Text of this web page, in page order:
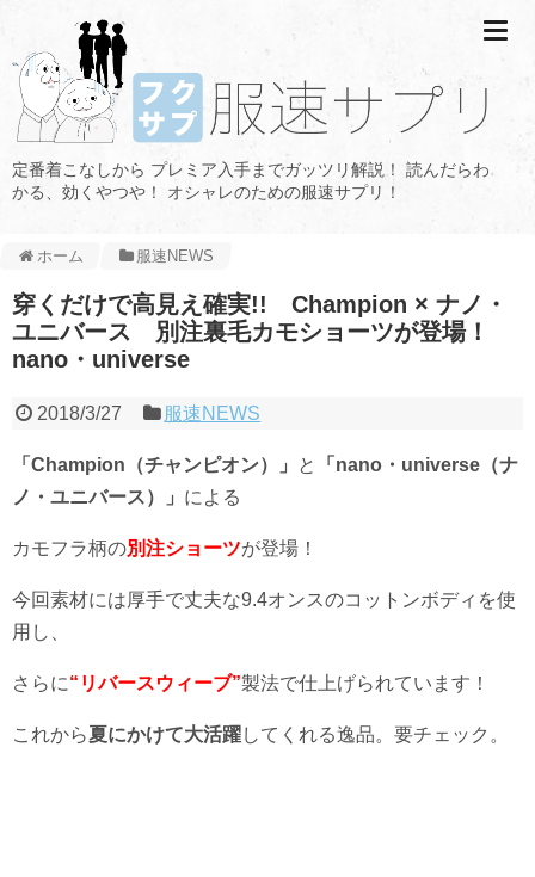
定番着こなしから プレミア入手までガッツリ解説！ 読んだらわ
かる、効くやつや！ オシャレのための服速サプリ！
ホーム 服速NEWS
穿くだけで高見え確実!! Champion × ナノ・
ユニバース 別注裏毛カモショーツが登場！
nano・universe
2018/3/27 服速NEWS
「Champion（チャンピオン）」 と
「nano・universe（ナ
ノ・ユニバース）」 による
カモフラ柄の別注ショーツが登場！
今回素材には厚手で丈夫な9.4オンスのコットンボディを使
用し、
さらに“リバースウィーブ”製法で仕上げられています！
これから夏にかけて大活躍してくれる逸品。要チェック。